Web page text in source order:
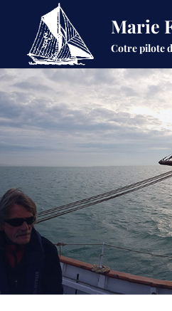
Marie
Cotre pilote